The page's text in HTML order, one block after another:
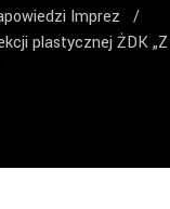
Imprez
/
plastycznej ŻDK